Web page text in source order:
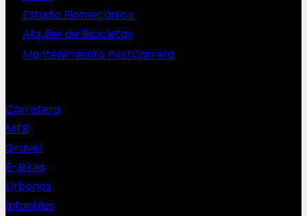
Estudio Biomecánico
Alquiler de Bicicletas
Mantenimiento PostCarrera
Carretera
MTB
Gravel
E-Bikes
Urbanas
Infantiles